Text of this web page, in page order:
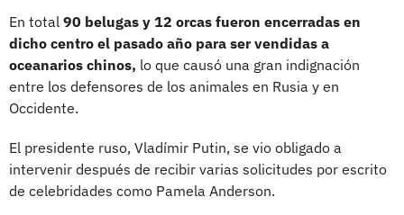
En total 90 belugas y 12 orcas fueron encerradas en
dicho centro el pasado año para ser vendidas a
oceanarios chinos, lo que causó una gran indignación
entre los defensores de los animales en Rusia y en
Occidente.
El presidente ruso, Vladímir Putin, se vio obligado a
intervenir después de recibir varias solicitudes por escrito
de celebridades como Pamela Anderson.